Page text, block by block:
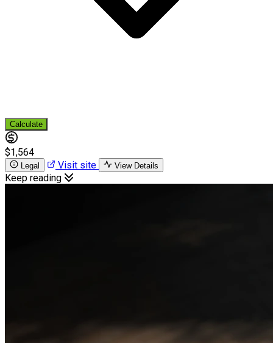
Calculate
$1,564
Legal Visit site View Details
Keep reading